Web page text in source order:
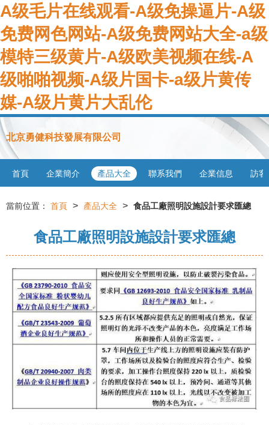
A级毛片在线观看-A级免操逼片-A级
免费网色网站-A级免费网站大全-a级
模特三级黄片-A级欧美视频在线-A
级啪啪视频-A级片国卡-a级片黄传
媒-A级片黄片大乱伦
北京勇健科技發展有限公司
首頁 企業簡介 產品大全 聯系我們 企業信息 訪客
當前位置： 首頁 > 產品大全 > 食品工廠照明設施設計要求匯總
食品工廠照明設施設計要求匯總